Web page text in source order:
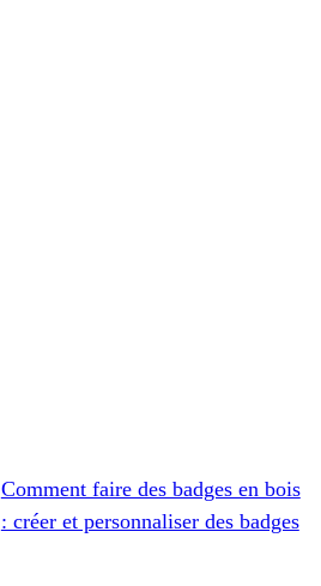
Comment faire des badges en bois
: créer et personnaliser des badges